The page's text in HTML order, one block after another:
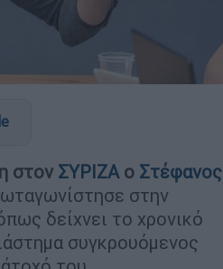
στον ΣΥΡΙΖΑ ο Στέφανος
στην
δείχνει το χρονικό
συγκρουόμενος